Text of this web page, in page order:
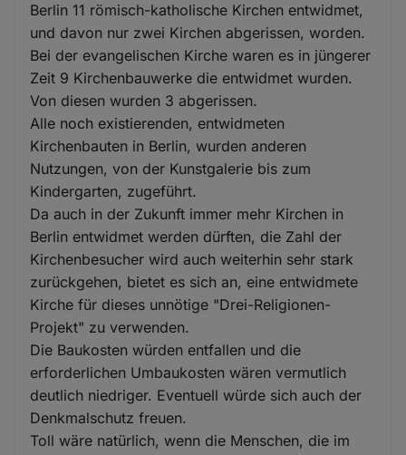
Berlin 11 römisch-katholische Kirchen entwidmet,
und davon nur zwei Kirchen abgerissen, worden.
Bei der evangelischen Kirche waren es in jüngerer
Zeit 9 Kirchenbauwerke die entwidmet wurden.
Von diesen wurden 3 abgerissen.
Alle noch existierenden, entwidmeten
Kirchenbauten in Berlin, wurden anderen
Nutzungen, von der Kunstgalerie bis zum
Kindergarten, zugeführt.
Da auch in der Zukunft immer mehr Kirchen in
Berlin entwidmet werden dürften, die Zahl der
Kirchenbesucher wird auch weiterhin sehr stark
zurückgehen, bietet es sich an, eine entwidmete
Kirche für dieses unnötige "Drei-Religionen-
Projekt" zu verwenden.
Die Baukosten würden entfallen und die
erforderlichen Umbaukosten wären vermutlich
deutlich niedriger. Eventuell würde sich auch der
Denkmalschutz freuen.
Toll wäre natürlich, wenn die Menschen, die im